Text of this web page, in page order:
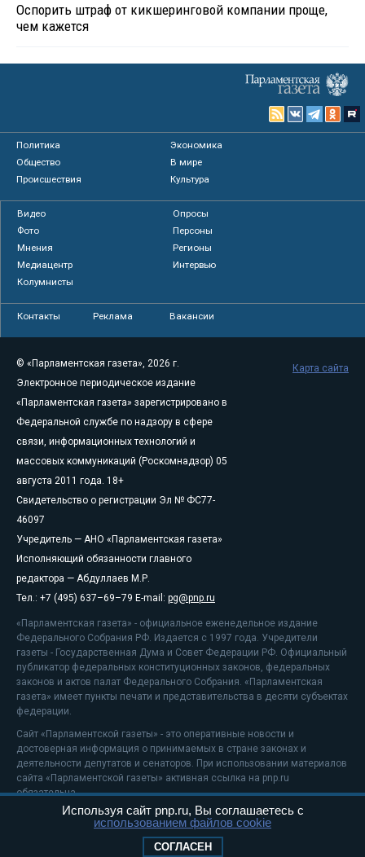
Оспорить штраф от кикшеринговой компании проще,
чем кажется
Политика
Экономика
Общество
В мире
Происшествия
Культура
Видео
Опросы
Фото
Персоны
Мнения
Регионы
Медиацентр
Интервью
Колумнисты
Контакты Реклама Вакансии
© «Парламентская газета», 2026 г.
Электронное периодическое издание
«Парламентская газета» зарегистрировано в
Федеральной службе по надзору в сфере
связи, информационных технологий и
массовых коммуникаций (Роскомнадзор) 05
августа 2011 года. 18+
Свидетельство о регистрации Эл № ФС77-
46097
Учредитель — АНО «Парламентская газета»
Исполняющий обязанности главного
редактора — Абдуллаев М.Р.
Тел.: +7 (495) 637–69–79 E-mail: pg@pnp.ru
«Парламентская газета» - официальное еженедельное издание
Федерального Собрания РФ. Издается с 1997 года. Учредители
газеты - Государственная Дума и Совет Федерации РФ. Официальный
публикатор федеральных конституционных законов, федеральных
законов и актов палат Федерального Собрания. «Парламентская
газета» имеет пункты печати и представительства в десяти субъектах
федерации.
Сайт «Парламентской газеты» - это оперативные новости и
достоверная информация о принимаемых в стране законах и
деятельности депутатов и сенаторов. При использовании материалов
сайта «Парламентской газеты» активная ссылка на pnp.ru
обязательна.
На информационном ресурсе применяютсярекомендательные
Положение о защите персональных данных
Карта сайта
Используя сайт pnp.ru, Вы соглашаетесь с
использованием файлов cookie
СОГЛАСЕН